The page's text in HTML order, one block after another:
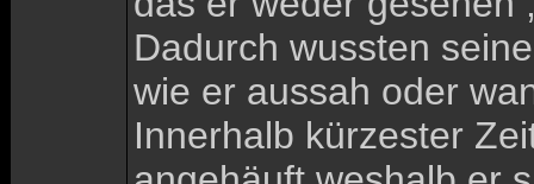
Dadurch wussten
wie er aussah oder
Innerhalb kürzester